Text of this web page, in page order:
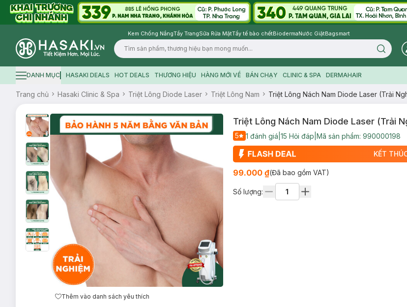
Kem Chống NắngTẩy TrangSữa Rửa MặtTẩy tế bào chếtBiodermaNước GiặtBagsmart
Logo
Search
Hamburger icon
DANH MỤC HASAKI DEALS HOT DEALS THƯƠNG HIỆU HÀNG MỚI VỀ BÁN CHẠY CLINIC & SPA DERMAHAIR
Trang chủ Hasaki Clinic & Spa Triệt Lông Diode Laser Triệt Lông Nam Triệt Lông Nách Nam Diode Laser (Trải
Thêm vào danh sách yêu thích
Triệt Lông Nách Nam Diode Laser (Trải
5 1 đánh giá 15 Hỏi đáp Mã sản phẩm: 990000198
KẾT
99.000 ₫(Đã bao gồm VAT)
Số lượng: